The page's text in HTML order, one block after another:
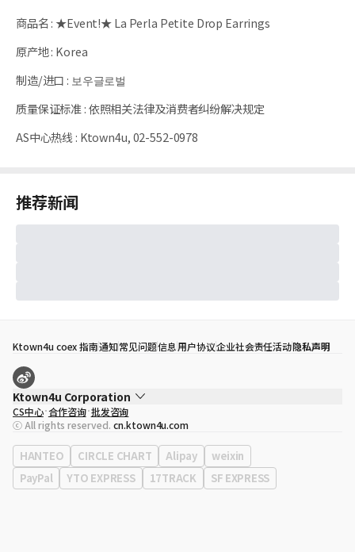
商品名: ★Event!★ La Perla Petite Drop Earrings
原产地: Korea
制造/进口 : 보우글로벌
质量保证标准 :依照相关法律及消费者纠纷解决规定
AS中心热线 : Ktown4u, 02-552-0978
推荐新闻
Ktown4u coex 指南通知常见问题信息用户协议企业社会责任活动隐私声明
Ktown4u Corporation
代表
宋効珉
营业执照 120-87-71116
公司地址 首尔特别市 江南区 岭东大路 513号 3楼 （三成洞， coex)
CS中心 合作咨询 批发咨询
ⓒ All rights reserved. cn.ktown4u.com
HANTEO CIRCLE CHART Alipay
weixin
PayPal
YTO EXPRESS 17TRACK SF EXPRESS